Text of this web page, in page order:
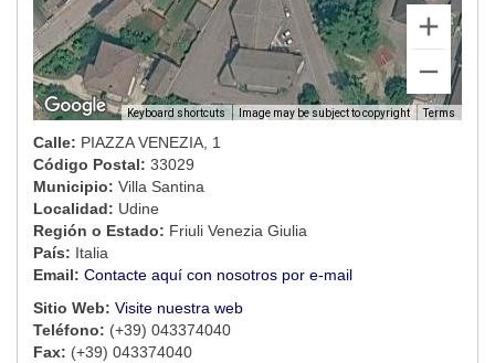
Keyboard shortcuts Image may be subject to copyright Terms
Calle: PIAZZA VENEZIA, 1
Código Postal: 33029
Municipio: Villa Santina
Localidad: Udine
Región o Estado: Friuli Venezia Giulia
País: Italia
Email: Contacte aquí con nosotros por e-mail
Sitio Web: Visite nuestra web
Teléfono: (+39) 043374040
Fax: (+39) 043374040